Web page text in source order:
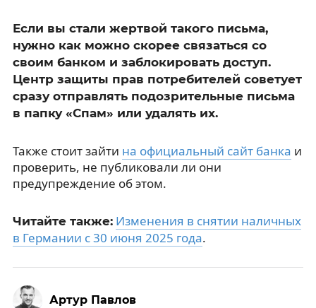
Если вы стали жертвой такого письма,
нужно как можно скорее связаться со
своим банком и заблокировать доступ.
Центр защиты прав потребителей советует
сразу отправлять подозрительные письма
в папку «Спам» или удалять их.
Также стоит зайти на официальный сайт банка и
проверить, не публиковали ли они
предупреждение об этом.
Читайте также: Изменения в снятии наличных
в Германии с 30 июня 2025 года.
Артур Павлов